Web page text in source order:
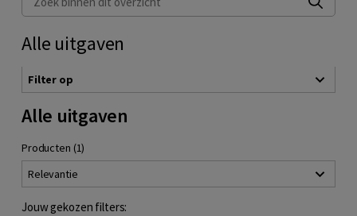
Zoek binnen dit overzicht
Alle uitgaven
Filter op
Alle uitgaven
Producten (1)
Relevantie
Jouw gekozen filters: